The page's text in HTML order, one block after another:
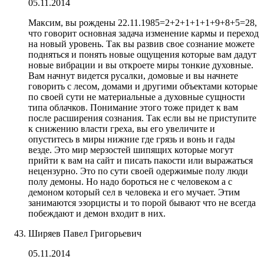
05.11.2014
Максим, вы рождены 22.11.1985=2+2+1+1+1+9+8+5=28,
что говорит основная задача изменение кармы и переход
на новый уровень. Так вы развив свое сознание можете
подняться и понять новые ощущения которые вам дадут
новые вибрации и вы откроете миры тонкие духовные.
Вам начнут видется русалки, домовые и вы начнете
говорить с лесом, домами и другими объектами которые
по своей сути не материальные а духовные сущности
типа облачков. Понимание этого тоже придет к вам
после расширения сознания. Так если вы не приступите
к снижению власти греха, вы его увеличите и
опуститесь в миры нижние где грязь и вонь и гады
везде. Это мир мерзостей шипящих которые могут
прийти к вам на сайт и писать пакости или выражаться
нецензурно. Это по сути своей одержимые полу люди
полу демоны. Но надо бороться не с человеком а с
демоном который сел в человека и его мучает. Этим
занимаются эзорцисты и то порой бывают что не всегда
побеждают и демон входит в них.
Ширяев Павел Григорьевич
05.11.2014